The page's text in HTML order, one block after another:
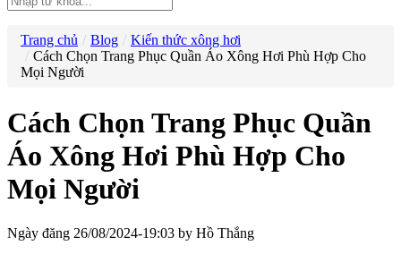
Trang chủ Blog
Kiến thức xông hơi
Cách Chọn Trang Phục Quần Áo Xông Hơi Phù Hợp Cho
Mọi Người
Cách Chọn Trang Phục Quần
Áo Xông Hơi Phù Hợp Cho
Mọi Người
Ngày đăng 26/08/2024-19:03 by Hồ Thắng